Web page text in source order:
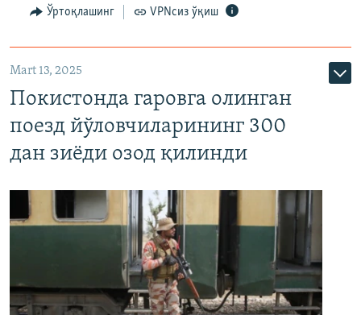
Ўртоқлашинг VPNсиз ўқиш
Mart 13, 2025
Покистонда гаровга олинган
поезд йўловчиларининг 300
дан зиёди озод қилинди